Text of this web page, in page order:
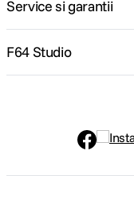
Service si garantii
F64 Studio